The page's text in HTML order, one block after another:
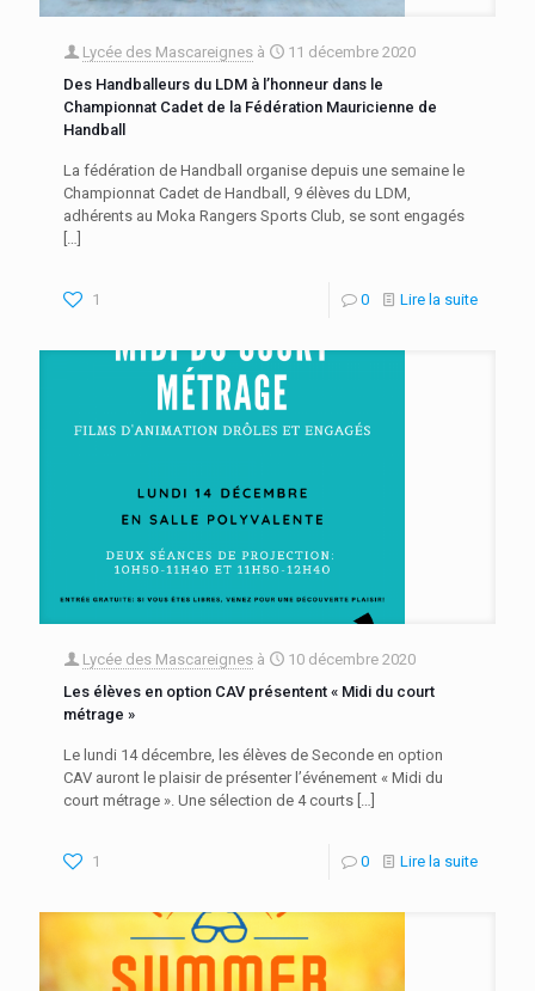
Lycée des Mascareignes à
11 décembre 2020
Des Handballeurs du LDM à l’honneur dans le
Championnat Cadet de la Fédération Mauricienne de
Handball
La fédération de Handball organise depuis une semaine le
Championnat Cadet de Handball, 9 élèves du LDM,
adhérents au Moka Rangers Sports Club, se sont engagés
[…]
1 0 Lire la suite
Lycée des Mascareignes à
10 décembre 2020
Les élèves en option CAV présentent « Midi du court
métrage »
Le lundi 14 décembre, les élèves de Seconde en option
CAV auront le plaisir de présenter l’événement « Midi du
court métrage ». Une sélection de 4 courts […]
1 0 Lire la suite